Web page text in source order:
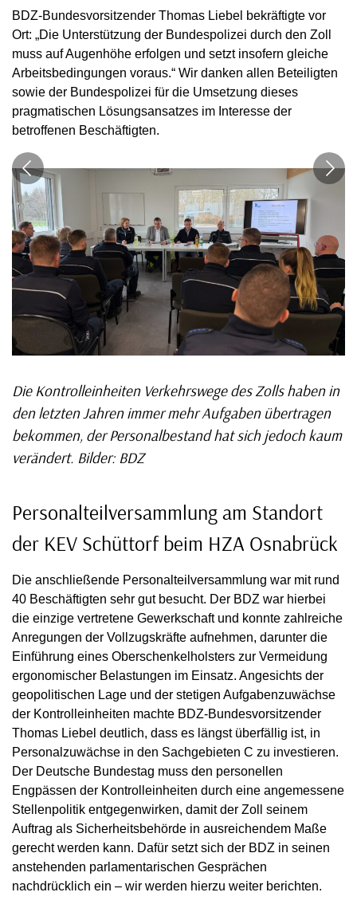
BDZ-Bundesvorsitzender Thomas Liebel bekräftigte vor
Ort: „Die Unterstützung der Bundespolizei durch den Zoll
muss auf Augenhöhe erfolgen und setzt insofern gleiche
Arbeitsbedingungen voraus.“ Wir danken allen Beteiligten
sowie der Bundespolizei für die Umsetzung dieses
pragmatischen Lösungsansatzes im Interesse der
betroffenen Beschäftigten.
Die Kontrolleinheiten Verkehrswege des Zolls haben in
den letzten Jahren immer mehr Aufgaben übertragen
bekommen, der Personalbestand hat sich jedoch kaum
verändert. Bilder: BDZ
Personalteilversammlung am Standort
der KEV Schüttorf beim HZA Osnabrück
Die anschließende Personalteilversammlung war mit rund
40 Beschäftigten sehr gut besucht. Der BDZ war hierbei
die einzige vertretene Gewerkschaft und konnte zahlreiche
Anregungen der Vollzugskräfte aufnehmen, darunter die
Einführung eines Oberschenkelholsters zur Vermeidung
ergonomischer Belastungen im Einsatz. Angesichts der
geopolitischen Lage und der stetigen Aufgabenzuwächse
der Kontrolleinheiten machte BDZ-Bundesvorsitzender
Thomas Liebel deutlich, dass es längst überfällig ist, in
Personalzuwächse in den Sachgebieten C zu investieren.
Der Deutsche Bundestag muss den personellen
Engpässen der Kontrolleinheiten durch eine angemessene
Stellenpolitik entgegenwirken, damit der Zoll seinem
Auftrag als Sicherheitsbehörde in ausreichendem Maße
gerecht werden kann. Dafür setzt sich der BDZ in seinen
anstehenden parlamentarischen Gesprächen
nachdrücklich ein – wir werden hierzu weiter berichten.